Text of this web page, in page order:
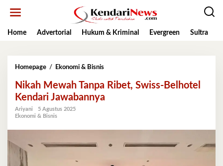
Home
Advertorial Hukum & Kriminal Evergreen Sultra
Homepage / Ekonomi & BisnisNikah
Tanpa
Ribet,
Swiss-
Jawabannya
Nikah Mewah Tanpa Ribet, Swiss-Belhotel
Kendari Jawabannya
Ariyani
5 Agustus 2025
Ekonomi & Bisnis